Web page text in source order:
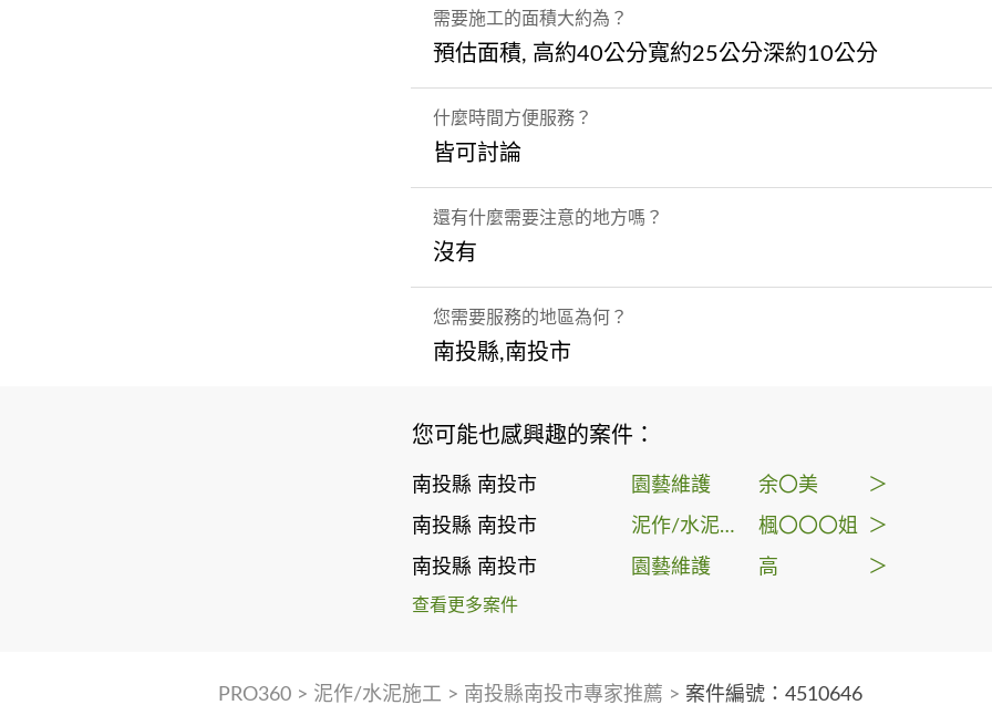
需要施工的面積大約為？
預估面積, 高約40公分寬約25公分深約10公分
什麼時間方便服務？
皆可討論
還有什麼需要注意的地方嗎？
沒有
您需要服務的地區為何？
南投縣,南投市
您可能也感興趣的案件：
南投縣 南投市 園藝維護 余〇美 ＞
南投縣 南投市 泥作/水泥施工 楓〇〇〇姐 ＞
南投縣 南投市 園藝維護 高 ＞
查看更多案件
PRO360> 泥作/水泥施工 > 南投縣南投市專家推薦 > 案件編號：4510646